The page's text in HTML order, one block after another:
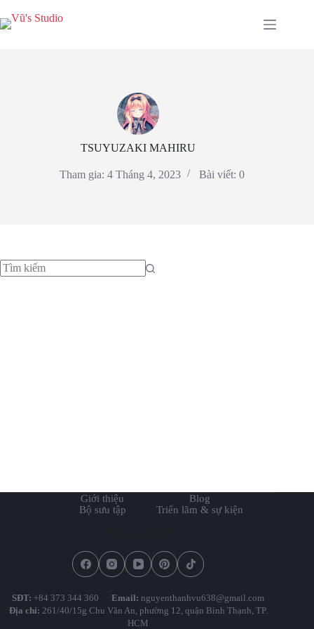
TSUYUZAKI MAHIRU
Tham gia: 4 Tháng 4, 2023 Bài viết: 0
Giới thiệu
Bộ sưu tập
Blog
Triển lãm & sự kiện
SĐT: +84 373 344 360 Email: nguyenthanhvu638@gmail.com
Địa chỉ: 261/40/15g Chu Văn An, phường 12, quận Bình Thạnh, TP.
HCM